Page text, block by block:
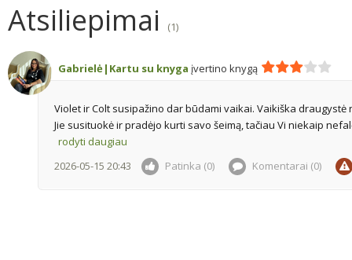
Atsiliepimai (1)
Gabrielė|Kartu su knyga įvertino knygą
Violet ir Colt susipažino dar būdami vaikai. Vaikiška draugystė
Jie susituokė ir pradėjo kurti savo šeimą, tačiau Vi niekaip
rodyti daugiau
2026-05-15 20:43
Patinka (0) Komentarai (0)